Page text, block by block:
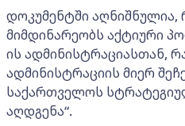
დოკუმენტში აღნიშნულია,
მიმდინარეობს აქტიური
ის ადმინისტრაციასთან,
ადმინისტრაციის მიერ
საქართველოს
აღდგენა“.